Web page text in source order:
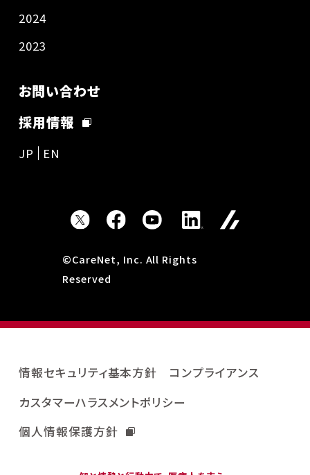
2024
2023
お問い合わせ
採用情報
JP EN
©CareNet, Inc. All Rights
Reserved
情報セキュリティ基本方針
コンプライアンス
カスタマーハラスメントポリシー
個人情報保護方針